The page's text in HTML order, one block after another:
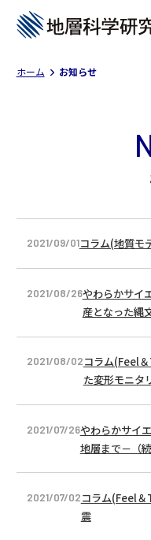
ホーム お知らせ
2021/09/01コラム(地質
2021/08/26やわらかサ
産となった縄
2021/08/02コラム(Feel
た変形モニタ
2021/07/26やわらかサイ
地層まで－（続
2021/07/02コラム(Feel
震